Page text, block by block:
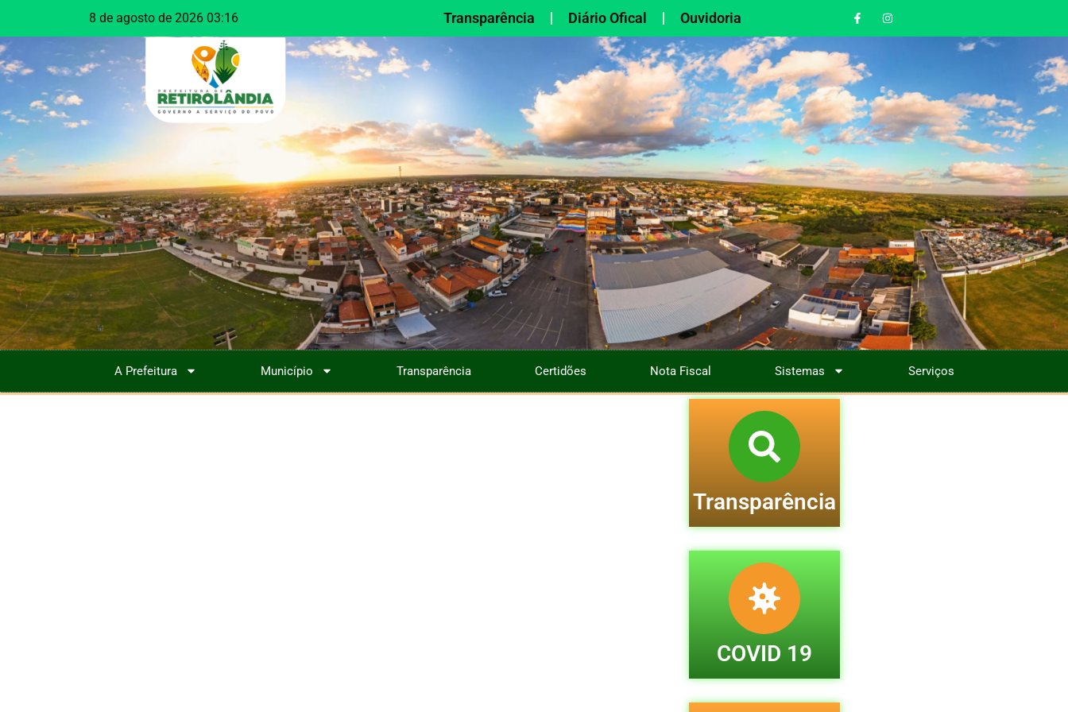
8 de agosto de 2026 03:16 Transparência Diário Ofical Ouvidoria
A Prefeitura Município Transparência Certidões Nota Fiscal Sistemas Serviços
Transparência
COVID 19